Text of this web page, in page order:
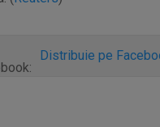
Distribuie pe